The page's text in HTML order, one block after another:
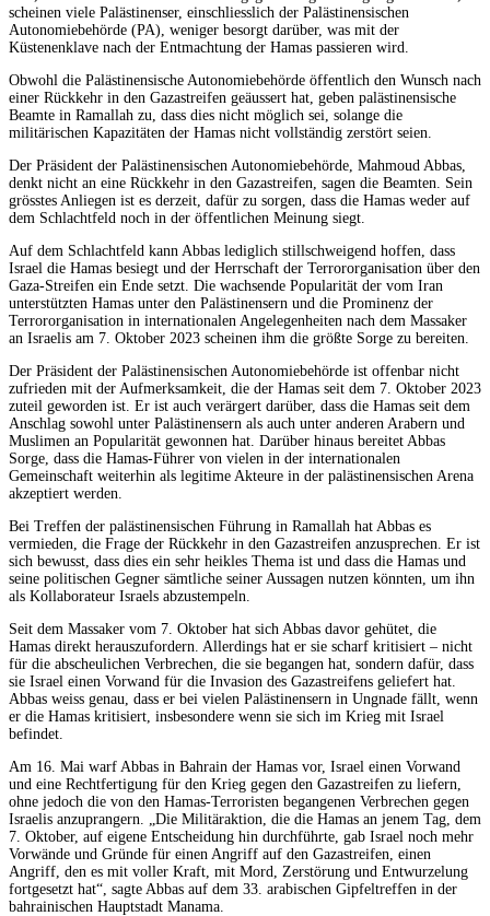
scheinen viele Palästinenser, einschliesslich der Palästinensischen
Autonomiebehörde (PA), weniger besorgt darüber, was mit der
Küstenenklave nach der Entmachtung der Hamas passieren wird.
Obwohl die Palästinensische Autonomiebehörde öffentlich den Wunsch nach
einer Rückkehr in den Gazastreifen geäussert hat, geben palästinensische
Beamte in Ramallah zu, dass dies nicht möglich sei, solange die
militärischen Kapazitäten der Hamas nicht vollständig zerstört seien.
Der Präsident der Palästinensischen Autonomiebehörde, Mahmoud Abbas,
denkt nicht an eine Rückkehr in den Gazastreifen, sagen die Beamten. Sein
grösstes Anliegen ist es derzeit, dafür zu sorgen, dass die Hamas weder auf
dem Schlachtfeld noch in der öffentlichen Meinung siegt.
Auf dem Schlachtfeld kann Abbas lediglich stillschweigend hoffen, dass
Israel die Hamas besiegt und der Herrschaft der Terrororganisation über den
Gaza-Streifen ein Ende setzt. Die wachsende Popularität der vom Iran
unterstützten Hamas unter den Palästinensern und die Prominenz der
Terrororganisation in internationalen Angelegenheiten nach dem Massaker
an Israelis am 7. Oktober 2023 scheinen ihm die größte Sorge zu bereiten.
Der Präsident der Palästinensischen Autonomiebehörde ist offenbar nicht
zufrieden mit der Aufmerksamkeit, die der Hamas seit dem 7. Oktober 2023
zuteil geworden ist. Er ist auch verärgert darüber, dass die Hamas seit dem
Anschlag sowohl unter Palästinensern als auch unter anderen Arabern und
Muslimen an Popularität gewonnen hat. Darüber hinaus bereitet Abbas
Sorge, dass die Hamas-Führer von vielen in der internationalen
Gemeinschaft weiterhin als legitime Akteure in der palästinensischen Arena
akzeptiert werden.
Bei Treffen der palästinensischen Führung in Ramallah hat Abbas es
vermieden, die Frage der Rückkehr in den Gazastreifen anzusprechen. Er ist
sich bewusst, dass dies ein sehr heikles Thema ist und dass die Hamas und
seine politischen Gegner sämtliche seiner Aussagen nutzen könnten, um ihn
als Kollaborateur Israels abzustempeln.
Seit dem Massaker vom 7. Oktober hat sich Abbas davor gehütet, die
Hamas direkt herauszufordern. Allerdings hat er sie scharf kritisiert – nicht
für die abscheulichen Verbrechen, die sie begangen hat, sondern dafür, dass
sie Israel einen Vorwand für die Invasion des Gazastreifens geliefert hat.
Abbas weiss genau, dass er bei vielen Palästinensern in Ungnade fällt, wenn
er die Hamas kritisiert, insbesondere wenn sie sich im Krieg mit Israel
befindet.
Am 16. Mai warf Abbas in Bahrain der Hamas vor, Israel einen Vorwand
und eine Rechtfertigung für den Krieg gegen den Gazastreifen zu liefern,
ohne jedoch die von den Hamas-Terroristen begangenen Verbrechen gegen
Israelis anzuprangern. „Die Militäraktion, die die Hamas an jenem Tag, dem
7. Oktober, auf eigene Entscheidung hin durchführte, gab Israel noch mehr
Vorwände und Gründe für einen Angriff auf den Gazastreifen, einen
Angriff, den es mit voller Kraft, mit Mord, Zerstörung und Entwurzelung
fortgesetzt hat“, sagte Abbas auf dem 33. arabischen Gipfeltreffen in der
bahrainischen Hauptstadt Manama.